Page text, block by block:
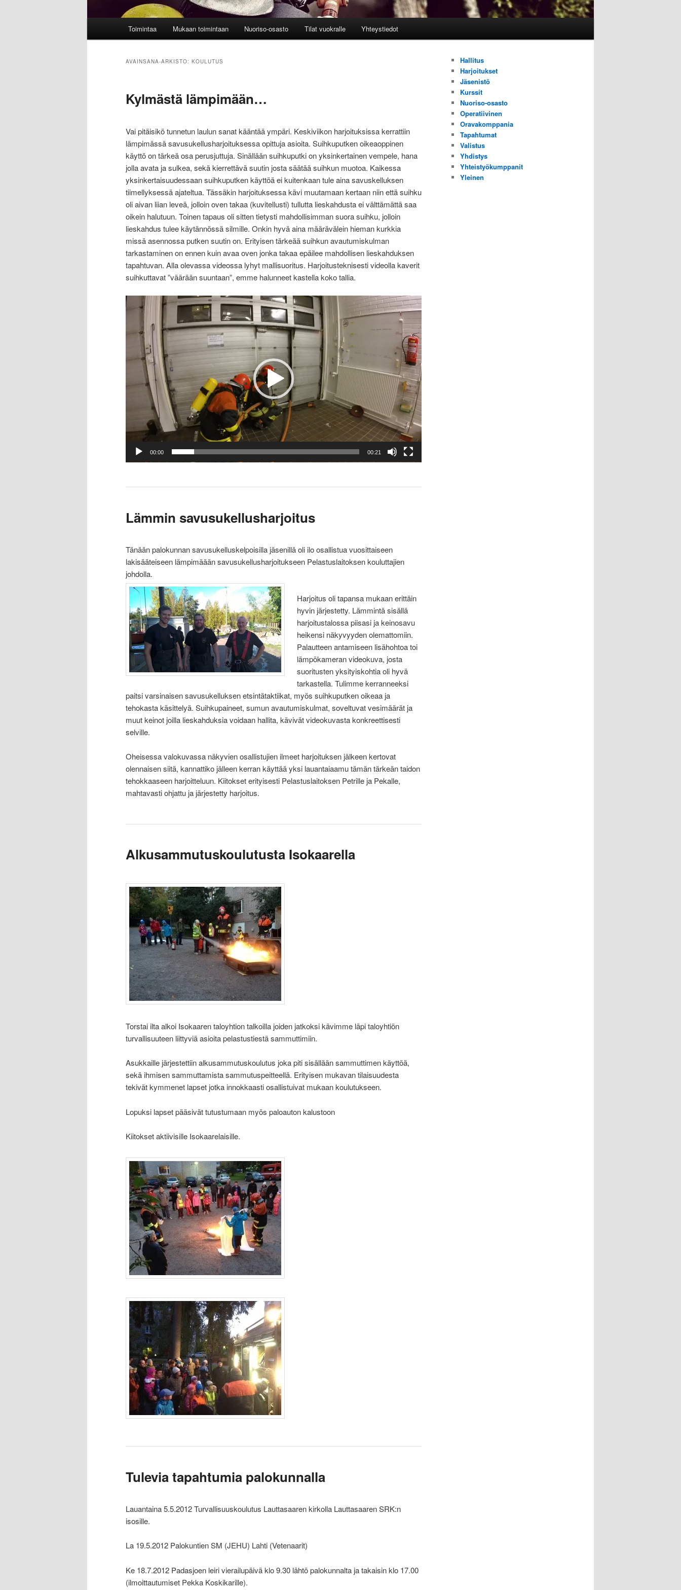
Toimintaa Mukaan toimintaan Nuoriso-osasto Tilat vuokralle Yhteystiedot
AVAINSANA-ARKISTO: KOULUTUS
Kylmästä lämpimään…
Vai pitäisikö tunnetun laulun sanat kääntää ympäri. Keskiviikon harjoituksissa kerrattiin
lämpimässä savusukellusharjoituksessa opittuja asioita. Suihkuputken oikeaoppinen
käyttö on tärkeä osa perusjuttuja. Sinällään suihkuputki on yksinkertainen vempele, hana
jolla avata ja sulkea, sekä kierrettävä suutin josta säätää suihkun muotoa. Kaikessa
yksinkertaisuudessaan suihkuputken käyttöä ei kuitenkaan tule aina savuskelluksen
tiimellyksessä ajateltua. Tässäkin harjoituksessa kävi muutamaan kertaan niin että suihku
oli aivan liian leveä, jolloin oven takaa (kuvitellusti) tullutta lieskahdusta ei välttämättä saa
oikein halutuun. Toinen tapaus oli sitten tietysti mahdollisimman suora suihku, jolloin
lieskahdus tulee käytännössä silmille. Onkin hyvä aina määrävälein hieman kurkkia
missä asennossa putken suutin on. Erityisen tärkeää suihkun avautumiskulman
tarkastaminen on ennen kuin avaa oven jonka takaa epäilee mahdollisen lieskahduksen
tapahtuvan. Alla olevassa videossa lyhyt mallisuoritus. Harjoitusteknisesti videolla kaverit
suihkuttavat ”väärään suuntaan”, emme halunneet kastella koko tallia.
Videotoistin
00:00 00:21
Lämmin savusukellusharjoitus
Tänään palokunnan savusukelluskelpoisilla jäsenillä oli ilo osallistua vuosittaiseen
lakisääteiseen lämpimäään savusukellusharjoitukseen Pelastuslaitoksen kouluttajien
johdolla.
Harjoitus oli tapansa mukaan erittäin
hyvin järjestetty. Lämmintä sisällä
harjoitustalossa piisasi ja keinosavu
heikensi näkyvyyden olemattomiin.
Palautteen antamiseen lisähohtoa toi
lämpökameran videokuva, josta
suoritusten yksityiskohtia oli hyvä
tarkastella. Tulimme kerranneeksi
paitsi varsinaisen savusukelluksen etsintätaktiikat, myös suihkuputken oikeaa ja
tehokasta käsittelyä. Suihkupaineet, sumun avautumiskulmat, soveltuvat vesimäärät ja
muut keinot joilla lieskahduksia voidaan hallita, kävivät videokuvasta konkreettisesti
selville.
Oheisessa valokuvassa näkyvien osallistujien ilmeet harjoituksen jälkeen kertovat
olennaisen siitä, kannattiko jälleen kerran käyttää yksi lauantaiaamu tämän tärkeän taidon
tehokkaaseen harjoitteluun. Kiitokset erityisesti Pelastuslaitoksen Petrille ja Pekalle,
mahtavasti ohjattu ja järjestetty harjoitus.
Alkusammutuskoulutusta Isokaarella
Torstai ilta alkoi Isokaaren taloyhtion talkoilla joiden jatkoksi kävimme läpi taloyhtiön
turvallisuuteen liittyviä asioita pelastustiestä sammuttimiin.
Asukkaille järjestettiin alkusammutuskoulutus joka piti sisällään sammuttimen käyttöä,
sekä ihmisen sammuttamista sammutuspeitteellä. Erityisen mukavan tilaisuudesta
tekivät kymmenet lapset jotka innokkaasti osallistuivat mukaan koulutukseen.
Lopuksi lapset pääsivät tutustumaan myös paloauton kalustoon
Kiitokset aktiivisille Isokaarelaisille.
Tulevia tapahtumia palokunnalla
Lauantaina 5.5.2012 Turvallisuuskoulutus Lauttasaaren kirkolla Lauttasaaren SRK:n
isosille.
La 19.5.2012 Palokuntien SM (JEHU) Lahti (Vetenaarit)
Ke 18.7.2012 Padasjoen leiri vierailupäivä klo 9.30 lähtö palokunnalta ja takaisin klo 17.00
(ilmoittautumiset Pekka Koskikarille).
Hallitus
Harjoitukset
Jäsenistö
Kurssit
Nuoriso-osasto
Operatiivinen
Oravakomppania
Tapahtumat
Valistus
Yhdistys
Yhteistyökumppanit
Yleinen